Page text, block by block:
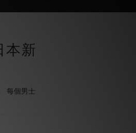
本新
每個男士